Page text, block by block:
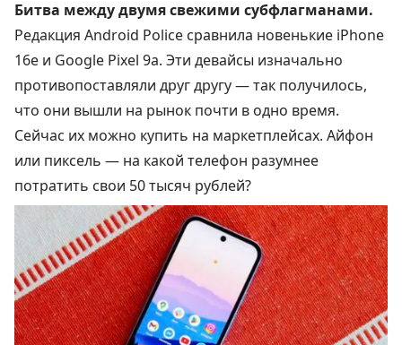
Битва между двумя свежими субфлагманами.
Редакция Android Police сравнила новенькие iPhone
16e и Google Pixel 9a. Эти девайсы изначально
противопоставляли друг другу — так получилось,
что они вышли на рынок почти в одно время.
Сейчас их можно купить на маркетплейсах. Айфон
или пиксель — на какой телефон разумнее
потратить свои 50 тысяч рублей?